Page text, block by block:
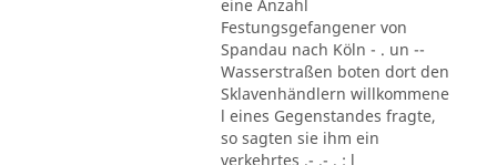
eine Anzahl
Festungsgefangener von
Spandau nach Köln - . un --
Wasserstraßen boten dort den
Sklavenhändlern willkommene
l eines Gegenstandes fragte,
so sagten sie ihm ein
verkehrtes .- .- . : l